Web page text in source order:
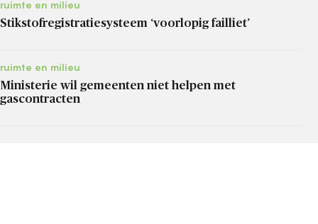
ruimte en milieu
Stikstofregistratiesysteem ‘voorlopig failliet’
ruimte en milieu
Ministerie wil gemeenten niet helpen met
gascontracten